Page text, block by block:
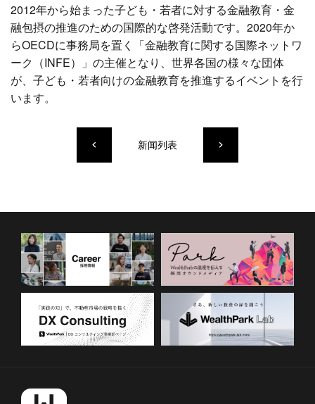
2012年から始まった子ども・若者に対する金融教育・金
融包摂の推進のための国際的な啓発活動です。2020年か
らOECDに事務局を置く「金融教育に関する国際ネットワ
ーク（INFE）」の主催となり、世界各国の様々な団体
が、子ども・若者向けの金融教育を推進するイベントを行
います。
keyboard_arrow_left 新闻列表 keyboard_arrow_right